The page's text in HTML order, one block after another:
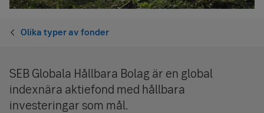
Olika typer av fonder
SEB Globala Hållbara Bolag är en global
indexnära aktiefond med hållbara
investeringar som mål.